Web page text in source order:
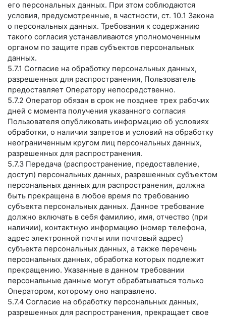
его персональных данных. При этом соблюдаются
условия, предусмотренные, в частности, ст. 10.1 Закона
о персональных данных. Требования к содержанию
такого согласия устанавливаются уполномоченным
органом по защите прав субъектов персональных
данных.
5.7.1 Согласие на обработку персональных данных,
разрешенных для распространения, Пользователь
предоставляет Оператору непосредственно.
5.7.2 Оператор обязан в срок не позднее трех рабочих
дней с момента получения указанного согласия
Пользователя опубликовать информацию об условиях
обработки, о наличии запретов и условий на обработку
неограниченным кругом лиц персональных данных,
разрешенных для распространения.
5.7.3 Передача (распространение, предоставление,
доступ) персональных данных, разрешенных субъектом
персональных данных для распространения, должна
быть прекращена в любое время по требованию
субъекта персональных данных. Данное требование
должно включать в себя фамилию, имя, отчество (при
наличии), контактную информацию (номер телефона,
адрес электронной почты или почтовый адрес)
субъекта персональных данных, а также перечень
персональных данных, обработка которых подлежит
прекращению. Указанные в данном требовании
персональные данные могут обрабатываться только
Оператором, которому оно направлено.
5.7.4 Согласие на обработку персональных данных,
разрешенных для распространения, прекращает свое